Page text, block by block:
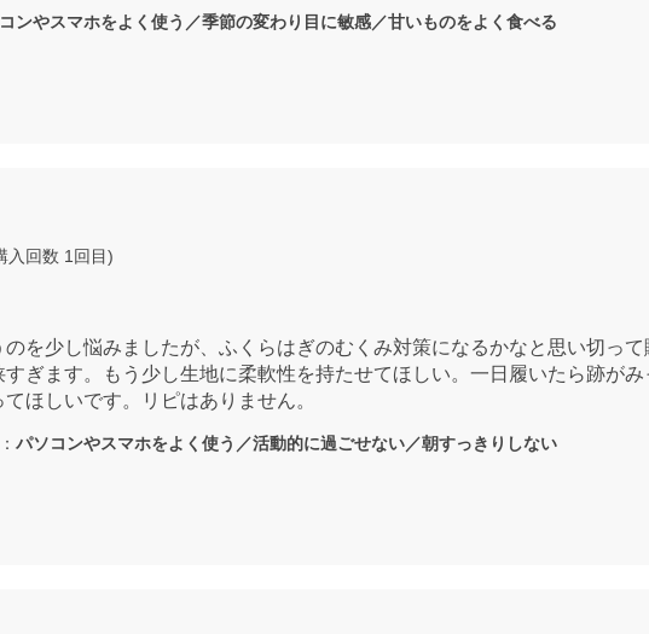
ンやスマホをよく使う／季節の変わり目に敏感／甘いものをよく食べる
入回数 1回目)
を少し悩みましたが、ふくらはぎのむくみ対策になるかなと思い切っ
ぎます。もう少し生地に柔軟性を持たせてほしい。一日履いたら跡が
ほしいです。リピはありません。
パソコンやスマホをよく使う／活動的に過ごせない／朝すっきりしない